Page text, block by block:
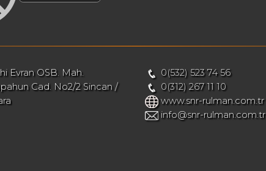
Evran OSB. Mah.
Cad. No2/2 Sincan /
0(532) 523 74 56
0(312) 267 11 10
www.snr-rulman.com.tr
info@snr-rulman.com.tr